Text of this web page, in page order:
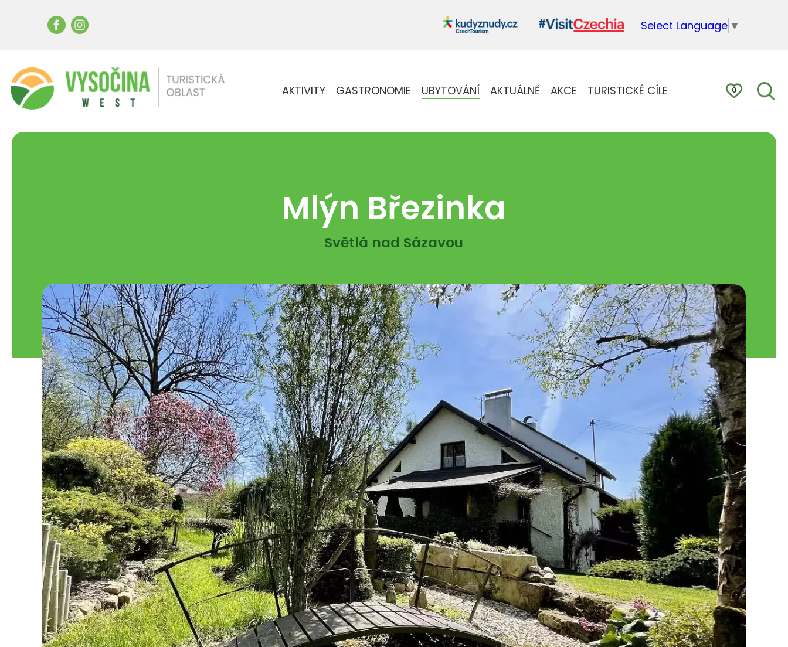
Select Language ▼
AKTIVITY GASTRONOMIE UBYTOVÁNÍ AKTUÁLNĚ AKCE TURISTICKÉ CÍLE 0
Mlýn Březinka
Světlá nad Sázavou